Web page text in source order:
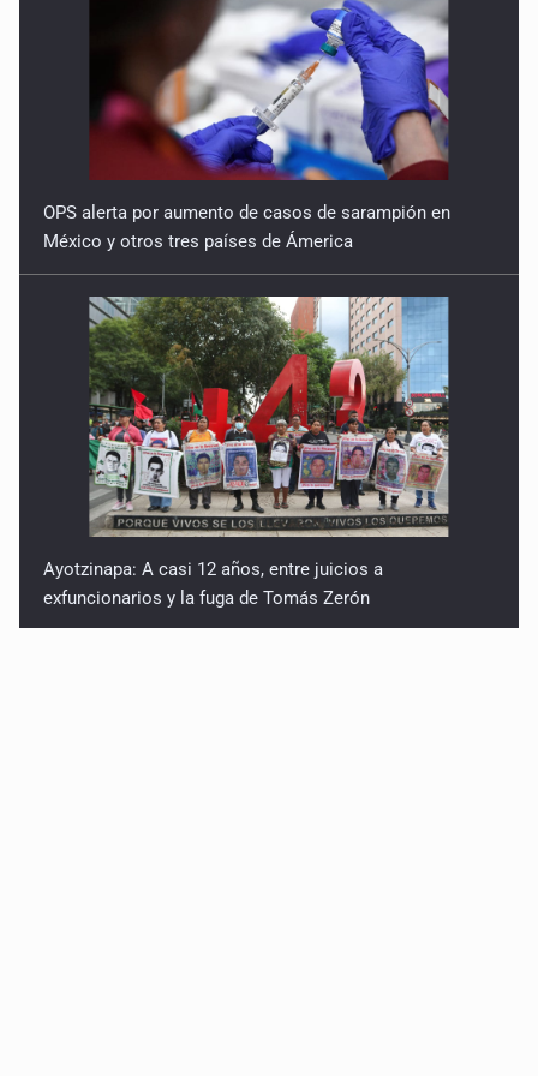
OPS alerta por aumento de casos de sarampión en
México y otros tres países de Ámerica
Ayotzinapa: A casi 12 años, entre juicios a
exfuncionarios y la fuga de Tomás Zerón